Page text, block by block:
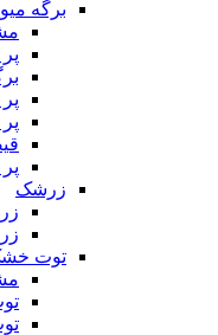
برگه
زرشک
توت